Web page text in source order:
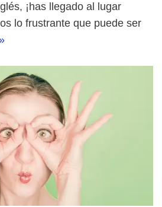
¡has llegado al lugar
lo frustrante que puede ser